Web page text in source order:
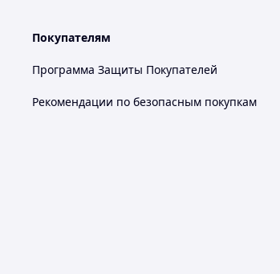
Покупателям
Программа Защиты Покупателей
Рекомендации по безопасным покупкам